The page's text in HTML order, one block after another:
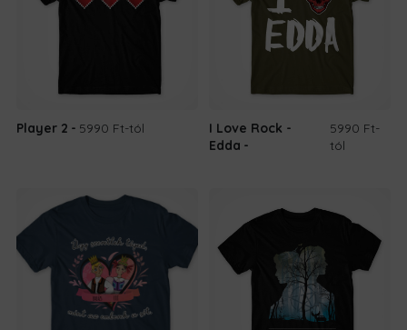
Player 2 5990 Ft-tól
I Love Rock -
Edda
5990 Ft-
tól